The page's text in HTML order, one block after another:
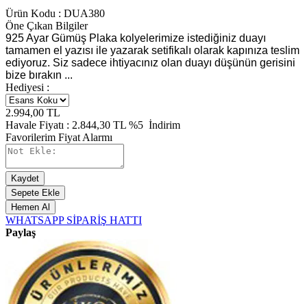
Ürün Kodu : DUA380
Öne Çıkan Bilgiler
925 Ayar Gümüş Plaka kolyelerimize istediğiniz duayı
tamamen el yazısı ile yazarak setifikalı olarak kapınıza teslim
ediyoruz. Siz sadece ihtiyacınız olan duayı düşünün gerisini
bize bırakın ...
Hediyesi :
2.994,00 TL
Havale Fiyatı : 2.844,30 TL %5 İndirim
Favorilerim Fiyat Alarmı
Kaydet
Sepete Ekle
Hemen Al
WHATSAPP SİPARİŞ HATTI
Paylaş